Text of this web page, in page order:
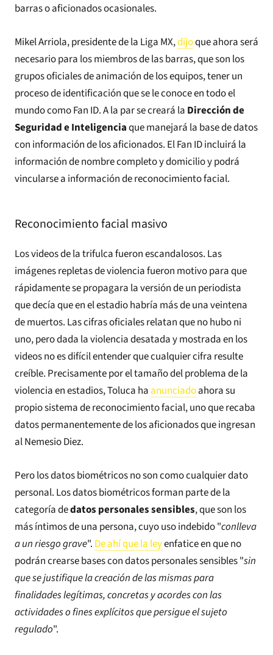
barras o aficionados ocasionales.
Mikel Arriola, presidente de la Liga MX,dijoque ahora será
necesario para los miembros de las barras, que son los
grupos oficiales de animación de los equipos, tener un
proceso de identificación que se le conoce en todo el
mundo como Fan ID. A la par se creará la Dirección de
Seguridad e Inteligenciaque manejará la base de datos
con información de los aficionados. El Fan ID incluirá la
información de nombre completo y domicilio y podrá
vincularse a información de reconocimiento facial.
Reconocimiento facial masivo
Los videos de la trifulca fueron escandalosos. Las
imágenes repletas de violencia fueron motivo para que
rápidamente se propagara la versión de un periodista
que decía que en el estadio habría más de una veintena
de muertos. Las cifras oficiales relatan que no hubo ni
uno, pero dada la violencia desatada y mostrada en los
videos no es difícil entender que cualquier cifra resulte
creíble. Precisamente por el tamaño del problema de la
violencia en estadios, Toluca ha anunciadoahora su
propio sistema de reconocimiento facial, uno que recaba
datos permanentemente de los aficionados que ingresan
al Nemesio Diez.
Pero los datos biométricos no son como cualquier dato
personal. Los datos biométricos forman parte de la
categoría dedatos personales sensibles, que son los
más íntimos de una persona, cuyo uso indebido "conlleva
a un riesgo grave". De ahí que la leyenfatice en que no
podrán crearse bases con datos personales sensibles "sin
que se justifique la creación de las mismas para
finalidades legítimas, concretas y acordes con las
actividades o fines explícitos que persigue el sujeto
regulado".